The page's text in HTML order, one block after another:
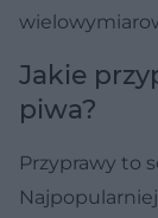
Jakie
piwa?
Przyprawy to